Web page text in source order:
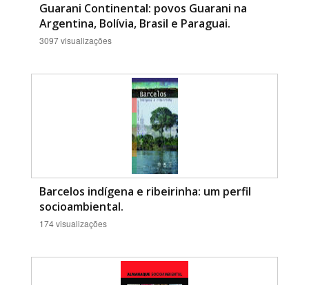
Guarani Continental: povos Guarani na
Argentina, Bolívia, Brasil e Paraguai.
3097 visualizações
Barcelos indígena e ribeirinha: um perfil
socioambiental.
174 visualizações